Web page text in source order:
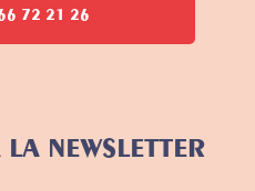
72 21 26
NEWSLETTER